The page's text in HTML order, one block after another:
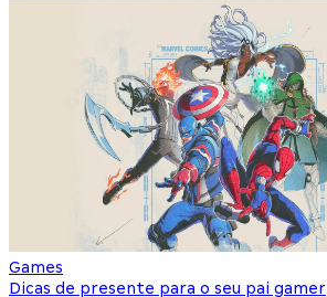
Games
Dicas de presente para o seu pai gamer